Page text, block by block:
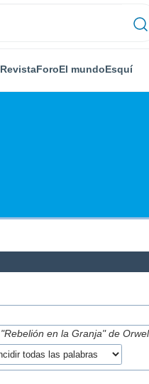
RevistaForoEl mundoEsquí
"Rebelión en la Granja" de